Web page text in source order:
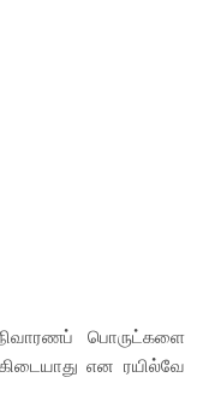
பொருட்களை
என ரயில்வே